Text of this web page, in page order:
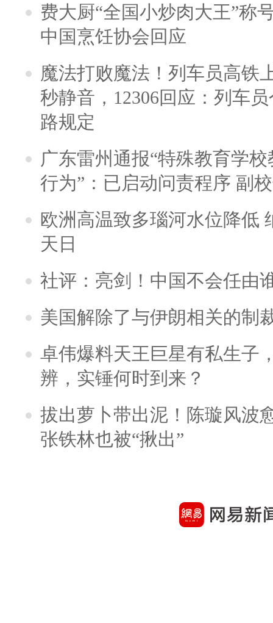
费大厨“全国小炒肉大王”称
中国烹饪协会回应
魔法打败魔法！列车员高铁
秒静音，12306回应：列车
路规定
广东雷州通报“特殊教育学
行为”：已启动问责程序 副
欧洲高温致多瑙河水位降低
天日
社评：亮剑！中国不会任由
美国解除了与伊朗相关的制
卓伟爆料天王巨星有私生子
辨，实锤何时到来？
拔出萝卜带出泥！陈璇风波
张铁林也被“揪出”